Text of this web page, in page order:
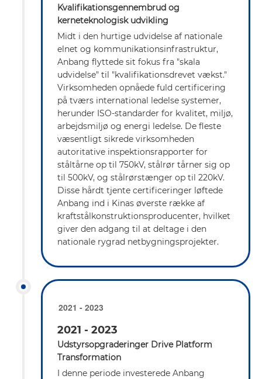
Kvalifikationsgennembrud og
kerneteknologisk udvikling
Midt i den hurtige udvidelse af nationale
elnet og kommunikationsinfrastruktur,
Anbang flyttede sit fokus fra "skala
udvidelse" til "kvalifikationsdrevet vækst."
Virksomheden opnåede fuld certificering
på tværs international ledelse systemer,
herunder ISO-standarder for kvalitet, miljø,
arbejdsmiljø og energi ledelse. De fleste
væsentligt sikrede virksomheden
autoritative inspektionsrapporter for
ståltårne op til 750kV, stålrør tårner sig op
til 500kV, og stålrørstænger op til 220kV.
Disse hårdt tjente certificeringer løftede
Anbang ind i Kinas øverste række af
kraftstålkonstruktionsproducenter, hvilket
giver den adgang til at deltage i den
nationale rygrad netbygningsprojekter.
2021 - 2023
Udstyrsopgraderinger Drive Platform
Transformation
I denne periode investerede Anbang
2021 - 2023